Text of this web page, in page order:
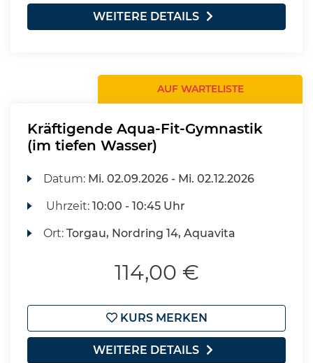
WEITERE DETAILS
AUF WARTELISTE
Kräftigende Aqua-Fit-Gymnastik
(im tiefen Wasser)
Datum: Mi. 02.09.2026 - Mi. 02.12.2026
Uhrzeit:10:00 - 10:45 Uhr
Ort:Torgau, Nordring 14, Aquavita
114,00 €
KURS MERKEN
WEITERE DETAILS